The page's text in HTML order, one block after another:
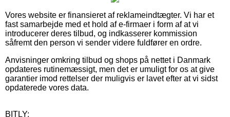
Vores website er finansieret af reklameindtægter. Vi har et
fast samarbejde med et hold af e-firmaer i form af at vi
introducerer deres tilbud, og indkasserer kommission
såfremt den person vi sender videre fuldfører en ordre.
Anvisninger omkring tilbud og shops på nettet i Danmark
opdateres rutinemæssigt, men det er umuligt for os at give
garantier imod rettelser der muligvis er lavet efter at vi sidst
opdaterede vores data.
BITLY: